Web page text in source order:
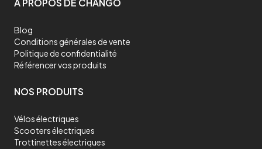
À PROPOS DE CHANGO
Blog
Conditions générales de vente
Politique de confidentialité
Référencer vos produits
NOS PRODUITS
Vélos électriques
Scooters électriques
Trottinettes électriques